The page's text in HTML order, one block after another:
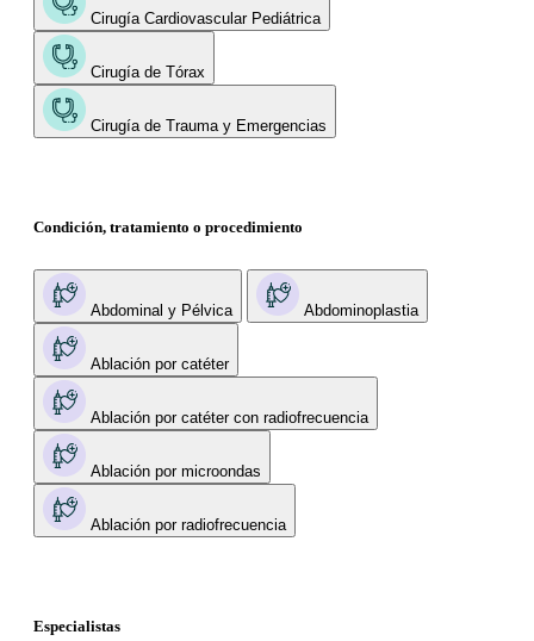
Cirugía Cardiovascular Pediátrica
Cirugía de Tórax
Cirugía de Trauma y Emergencias
Condición, tratamiento o procedimiento
Abdominal y Pélvica Abdominoplastia
Ablación por catéter
Ablación por catéter con radiofrecuencia
Ablación por microondas
Ablación por radiofrecuencia
Especialistas